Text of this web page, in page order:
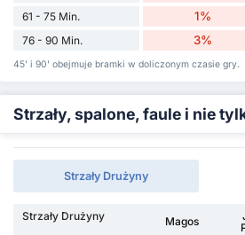
61 - 75 Min. 1%
76 - 90 Min. 3%
45' i 90' obejmuje bramki w doliczonym czasie gry.
Strzały, spalone, faule i nie
Strzały Drużyny
Strzały Drużyny Magos